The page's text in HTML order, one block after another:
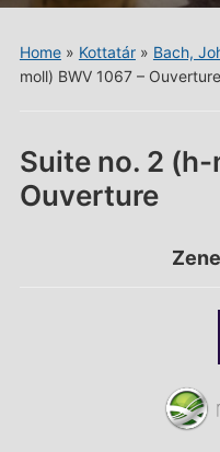
menu
Home» Kottatár» Bach,
moll) BWV 1067 – Ouverture
Suite no. 2 (h-
Ouverture